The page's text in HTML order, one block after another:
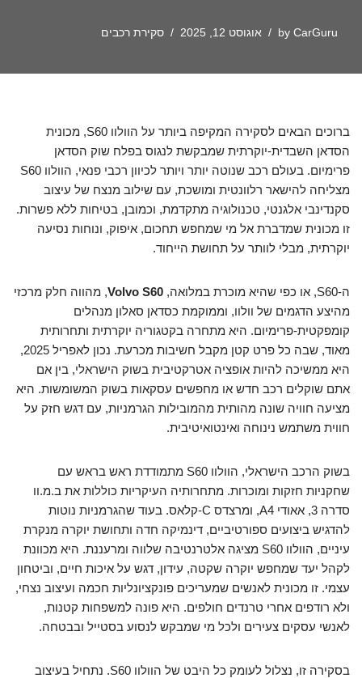
by CarGuru אוגוסט 12, 2025 סקירת רכבים
ברוכים הבאים לסקירה המקיפה ביותר על הוולוו S60, מכונית
הסדאן השבדית-יוקרתית שמבקשת לנגוס בפלח שוק הסדאן
פרימיום. בעולם רכב שנוטה יותר ויותר לכיוון רכבי פנאי, הוולוו S60
מצליחה להישאר רלוונטית ומושכת, עם שילוב מנצח של עיצוב
סקנדינבי אלגנטי, טכנולוגיה מתקדמת, וכמובן, בטיחות ללא פשרות.
זו מכונית שמדברת אל מי שמחפש תחכום, איפוק, ונוחות נסיעה
יוקרתית, מבלי לוותר על תחושת הייחוד.
ה-S60, או כפי שהיא מוכרת במלואה, Volvo S60, מהווה חלק מרכזי
מהיצע הדגמים של וולוו, וממוקמת כסדאן סאלון מנהלים
קומפקטית-פרימיום. היא מתחרה בקטגוריה יוקרתית ותחרותית
מאוד, שבה כל פרט קטן מקבל חשיבות מכרעת. נכון לאפריל 2025,
היא ממשיכה להיות אופציה אטרקטיבית בשוק הישראלי, בין אם
אתם שוקלים רכב חדש או מחפשים עסקאות בשוק המשומשות. היא
מציעה חוויה שונה מהותית מהמובילות הגרמניות, עם דגש חזק על
חווית משתמש נינוחה ואינטואיטיבית.
בשוק הרכב הישראלי, הוולוו S60 מתמודדת ראש בראש עם
שחקניות חזקות ומוכרות. מתחרותיה העיקריות כוללות את ב.מ.וו
סדרה 3, אאודי A4, ומרצדס C-קלאס. בעוד שהגרמניות נוטות
להדגיש ביצועים ספורטיביים, דינמיקה חדה ותחושת יוקרה מנקרת
עיניים, הוולוו S60 מציגה אלטרנטיבה שלווה ומרעננת. היא מכוונת
לקהל יעד שמחפש יוקרה שקטה, עידון, דגש על איכות חיים, וביטחון
עצמי. זו מכונית לאנשים שמעריכים פונקציונליות חכמה ועיצוב נצחי,
ולא רודפים אחרי טרנדים חולפים. היא פונה למשפחות קטנות,
לאנשי עסקים צעירים ולכל מי שמבקש לנסוע בסטייל ובבטחה.
בסקירה זו, נצלול לעומק כל היבט של הוולוו S60. נתחיל בעיצוב